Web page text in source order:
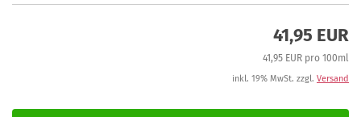
41,95 EUR
41,95 EUR pro 100ml
inkl. 19% MwSt. zzgl. Versand